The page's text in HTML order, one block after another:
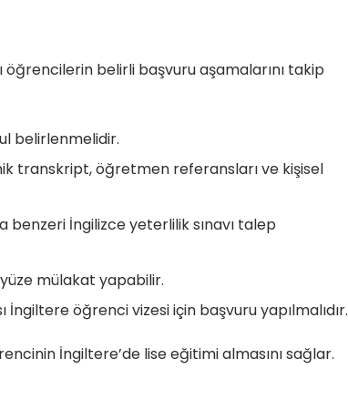
belirli başvuru aşamalarını takip
belirlenmelidir.
transkript, öğretmen referansları ve kişisel
benzeri İngilizce yeterlilik sınavı talep
mülakat yapabilir.
İngiltere öğrenci vizesi için başvuru yapılmalıdır.
İngiltere’de lise eğitimi almasını sağlar.